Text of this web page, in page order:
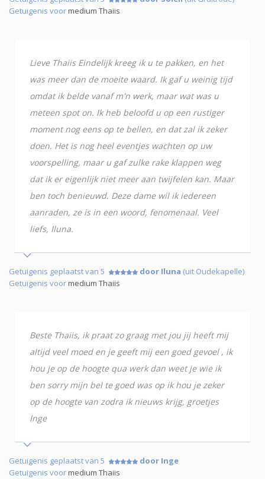
Getuigenis voormedium Thaiis
Lieve Thaiis Eindelijk kreeg ik u te pakken, en het
was meer dan de moeite waard. Ik gaf u weinig tijd
omdat ik belde vanaf m'n werk, maar wat was u
meteen spot on. Ik heb beloofd u op een rustiger
moment nog eens op te bellen, en dat zal ik zeker
doen. Het is nog heel eventjes wachten op uw
voorspelling, maar u gaf zulke rake klappen weg
dat ik er eigenlijk niet meer aan twijfelen kan. Maar
ben toch benieuwd. Deze dame wil ik iedereen
aanraden, ze is in een woord, fenomenaal. Veel
liefs, Iluna.
Getuigenis geplaatst van 5 door Iluna (uit Oudekapelle)
Getuigenis voormedium Thaiis
Beste Thaiis, ik praat zo graag met jou jij heeft mij
altijd veel moed en je geeft mij een goed gevoel , ik
hou je op de hoogte qua werk dan weet je wie ik
ben sorry mijn bel te goed was op ik hou je zeker
op de hoogte van zodra ik nieuws krijg, groetjes
Inge
Getuigenis geplaatst van 5
door Inge
Getuigenis voormedium Thaiis